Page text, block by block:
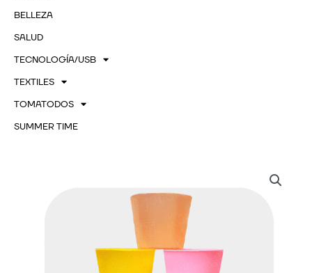
BELLEZA
SALUD
TECNOLOGÍA/USB
TEXTILES
TOMATODOS
SUMMER TIME